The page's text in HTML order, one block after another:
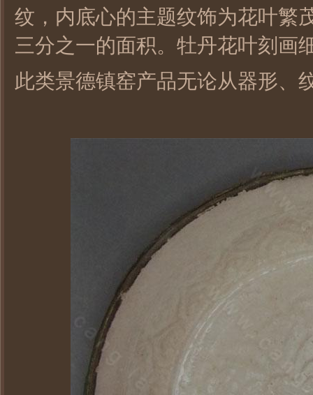
纹，内底心的主题纹饰为花叶繁
三分之一的面积。牡丹花叶刻画
此类景德镇窑产品无论从器形、